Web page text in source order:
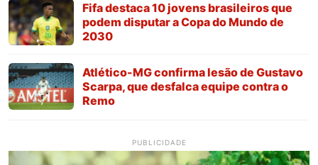
Fifa destaca 10 jovens brasileiros que
podem disputar a Copa do Mundo de
2030
Atlético-MG confirma lesão de Gustavo
Scarpa, que desfalca equipe contra o
Remo
PUBLICIDADE